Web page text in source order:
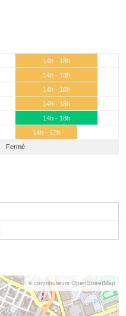
14h - 18h
14h - 18h
14h - 18h
14h - 18h
14h - 18h
14h - 17h
Fermé
© contributeurs OpenStreetMap